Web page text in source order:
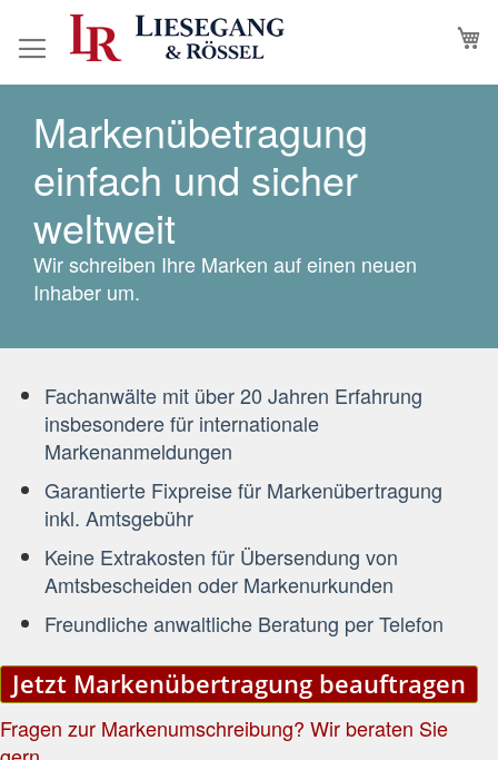
to
Content
Markenübetragung
einfach und sicher
weltweit
Wir schreiben Ihre Marken auf einen neuen
Inhaber um.
Fachanwälte mit über 20 Jahren Erfahrung
insbesondere für internationale
Markenanmeldungen
Garantierte Fixpreise für Markenübertragung
inkl. Amtsgebühr
Keine Extrakosten für Übersendung von
Amtsbescheiden oder Markenurkunden
Freundliche anwaltliche Beratung per Telefon
Jetzt Markenübertragung beauftragen
Fragen zur Markenumschreibung? Wir beraten Sie